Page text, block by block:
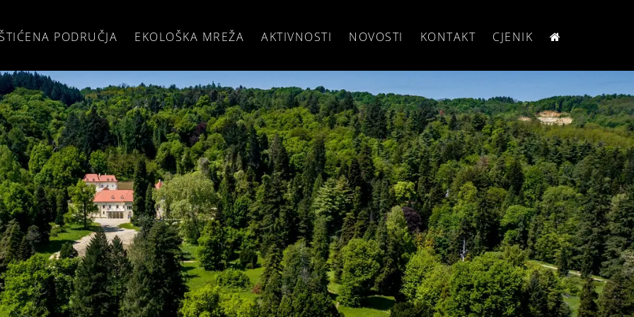
PODRUČJA EKOLOŠKA MREŽA AKTIVNOSTI NOVOSTI KONTAKT CJENIK